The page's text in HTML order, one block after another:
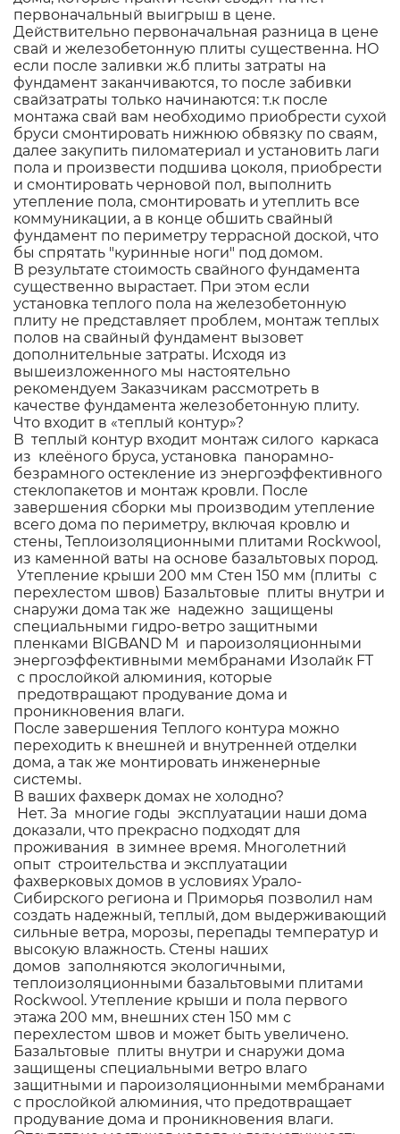
первоначальный выигрыш в цене.
Действительно первоначальная разница в цене
свай и железобетонную плиты существенна. НО
если после заливки ж.б плиты затраты на
фундамент заканчиваются, то после забивки
свайзатраты только начинаются: т.к после
монтажа свай вам необходимо приобрести сухой
бруси смонтировать нижнюю обвязку по сваям,
далее закупить пиломатериал и установить лаги
пола и произвести подшива цоколя, приобрести
и смонтировать черновой пол, выполнить
утепление пола, смонтировать и утеплить все
коммуникации, а в конце обшить свайный
фундамент по периметру террасной доской, что
бы спрятать "куринные ноги" под домом.
В результате стоимость свайного фундамента
существенно вырастает. При этом если
установка теплого пола на железобетонную
плиту не представляет проблем, монтаж теплых
полов на свайный фундамент вызовет
дополнительные затраты. Исходя из
вышеизложенного мы настоятельно
рекомендуем Заказчикам рассмотреть в
качестве фундамента железобетонную плиту.
Что входит в «теплый контур»?
В теплый контур входит монтаж силого каркаса
из клеёного бруса, установка панорамно-
безрамного остекление из энергоэффективного
стеклопакетов и монтаж кровли. После
завершения сборки мы производим утепление
всего дома по периметру, включая кровлю и
стены, Теплоизоляционными плитами Rockwool,
из каменной ваты на основе базальтовых пород.
Утепление крыши 200 мм Стен 150 мм (плиты с
перехлестом швов) Базальтовые плиты внутри и
снаружи дома так же надежно защищены
специальными гидро-ветро защитными
пленками BIGBAND M и пароизоляционными
энергоэффективными мембранами Изолайк FT
с прослойкой алюминия, которые
предотвращают продувание дома и
проникновения влаги.
После завершения Теплого контура можно
переходить к внешней и внутренней отделки
дома, а так же монтировать инженерные
системы.
В ваших фахверк домах не холодно?
Нет. За многие годы эксплуатации наши дома
доказали, что прекрасно подходят для
проживания в зимнее время. Многолетний
опыт строительства и эксплуатации
фахверковых домов в условиях Урало-
Сибирского региона и Приморья позволил нам
создать надежный, теплый, дом выдерживающий
сильные ветра, морозы, перепады температур и
высокую влажность. Стены наших
домов заполняются экологичными,
теплоизоляционными базальтовыми плитами
Rockwool. Утепление крыши и пола первого
этажа 200 мм, внешних стен 150 мм с
перехлестом швов и может быть увеличено.
Базальтовые плиты внутри и снаружи дома
защищены специальными ветро влаго
защитными и пароизоляционными мембранами
с прослойкой алюминия, что предотвращает
продувание дома и проникновения влаги.